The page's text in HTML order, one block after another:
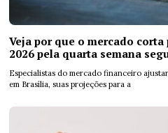
Veja por que o mercado
2026 pela quarta semana
Especialistas do mercado financeiro
em Brasília, suas projeções para a